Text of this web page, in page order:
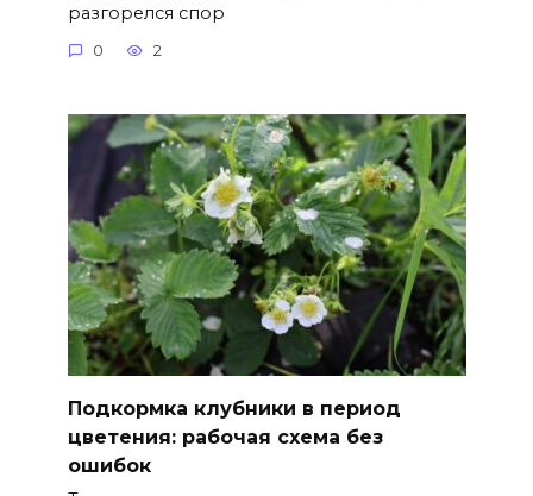
разгорелся спор
0 2
Подкормка клубники в период
цветения: рабочая схема без
ошибок